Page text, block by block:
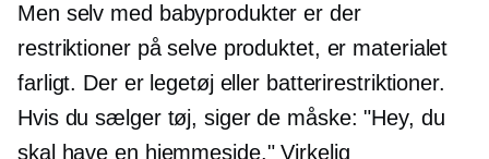
Men selv med babyprodukter er der
restriktioner på selve produktet, er materialet
farligt. Der er legetøj eller batterirestriktioner.
Hvis du sælger tøj, siger de måske: "Hey, du
skal have en hjemmeside." Virkelig